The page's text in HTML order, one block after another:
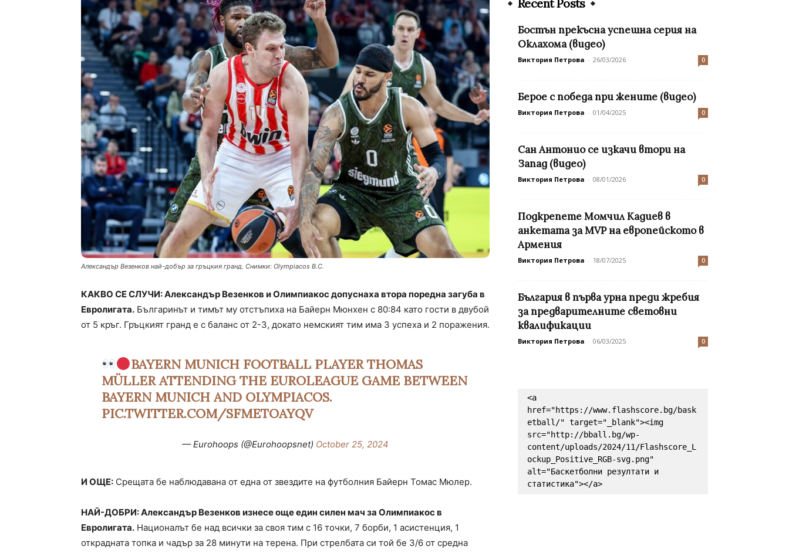
Александър Везенков най-добър за гръцкия гранд. Снимки: Olympiacos B.C.
КАКВО СЕ СЛУЧИ: Александър Везенков и Олимпиакос допуснаха втора поредна загуба в
Евролигата. Българинът и тимът му отстъпиха на Байерн Мюнхен с 80:84 като гости в двубой
от 5 кръг. Гръцкият гранд е с баланс от 2-3, докато немският тим има 3 успеха и 2 поражения.
BAYERN MUNICH FOOTBALL PLAYER THOMAS
MÜLLER ATTENDING THE EUROLEAGUE GAME BETWEEN
BAYERN MUNICH AND OLYMPIACOS.
PIC.TWITTER.COM/SFMETOAYQV
— Eurohoops (@Eurohoopsnet) October 25, 2024
И ОЩЕ: Срещата бе наблюдавана от една от звездите на футболния Байерн Томас Мюлер.
НАЙ-ДОБРИ: Александър Везенков изнесе още един силен мач за Олимпиакос в
Евролигата. Националът бе над всички за своя тим с 16 точки, 7 борби, 1 асистенция, 1
открадната топка и чадър за 28 минути на терена. При стрелбата си той бе 3/6 от средна
Recent Posts
Бостън прекъсна успешна серия на
Оклахома (видео)
Виктория Петрова - 26/03/2026 0
Берое с победа при жените (видео)
Виктория Петрова - 01/04/2025 0
Сан Антонио се изкачи втори на
Запад (видео)
Виктория Петрова - 08/01/2026 0
Подкрепете Момчил Кадиев в
анкетата за MVP на европейското в
Армения
Виктория Петрова - 18/07/2025 0
България в първа урна преди жребия
за предварителните световни
квалификации
Виктория Петрова - 06/03/2025 0
<a
href="https://www.flashscore.bg/bask
etball/" target="_blank"><img
src="http://bball.bg/wp-
content/uploads/2024/11/Flashscore_L
ockup_Positive_RGB-svg.png"
alt="Баскетболни резултати и
статистика"></a>